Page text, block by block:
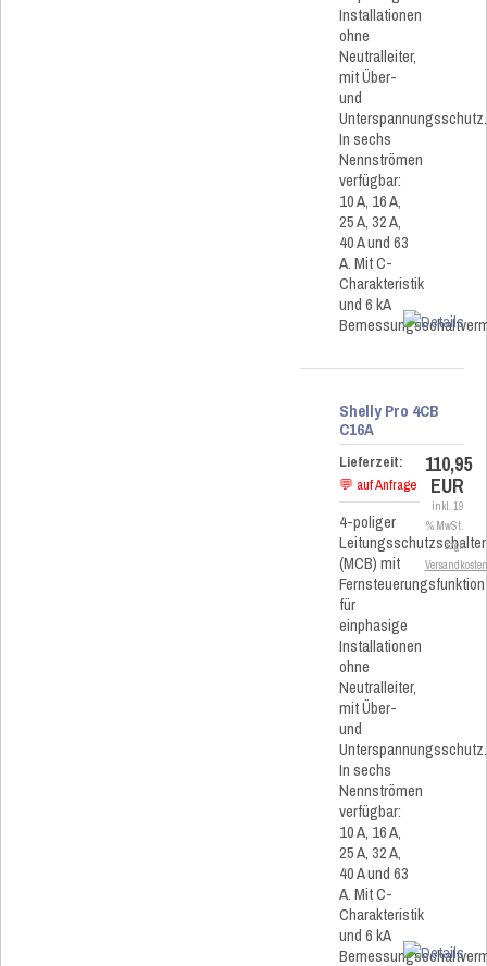
Installationen
ohne
Neutralleiter,
mit Über-
und
Unterspannungsschutz.
In sechs
Nennströmen
verfügbar:
10 A, 16 A,
25 A, 32 A,
40 A und 63
A. Mit C-
Charakteristik
und 6 kA
Shelly Pro 4CB
C16A
Lieferzeit:
💬 auf Anfrage
4-poliger
Leitungsschutzschalter
(MCB) mit
Fernsteuerungsfunktion
für
einphasige
Installationen
ohne
Neutralleiter,
mit Über-
und
Unterspannungsschutz.
In sechs
Nennströmen
verfügbar:
10 A, 16 A,
25 A, 32 A,
40 A und 63
A. Mit C-
Charakteristik
und 6 kA
110,95
EUR
inkl. 19
% MwSt.
zzgl.
Versandkosten